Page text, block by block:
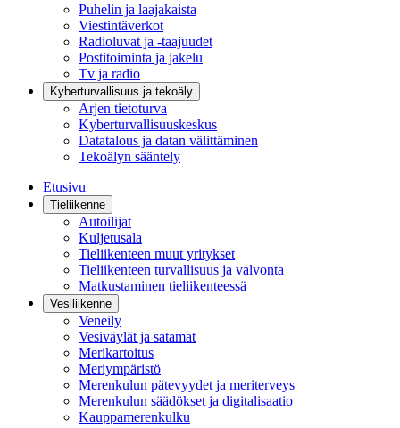
Puhelin ja laajakaista
Viestintäverkot
Radioluvat ja -taajuudet
Postitoiminta ja jakelu
Tv ja radio
Kyberturvallisuus ja tekoäly
Arjen tietoturva
Kyberturvallisuuskeskus
Datatalous ja datan välittäminen
Tekoälyn sääntely
Etusivu
Tieliikenne
Autoilijat
Kuljetusala
Tieliikenteen muut yritykset
Tieliikenteen turvallisuus ja valvonta
Matkustaminen tieliikenteessä
Vesiliikenne
Veneily
Vesiväylät ja satamat
Merikartoitus
Meriympäristö
Merenkulun pätevyydet ja meriterveys
Merenkulun säädökset ja digitalisaatio
Kauppamerenkulku